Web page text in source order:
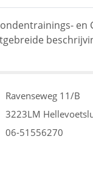
Ravenseweg 11/B
3223LM
06-51556270